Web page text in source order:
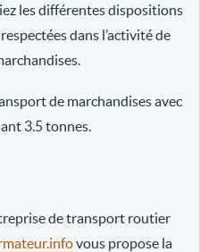
les différentes dispositions
dans l’activité de
de marchandises avec
3.5 tonnes.
de transport routier
vous propose la